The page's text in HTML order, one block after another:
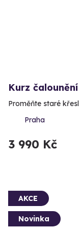
Kurz
Proměňte staré
Praha
3 990 Kč
AKCE
Novinka